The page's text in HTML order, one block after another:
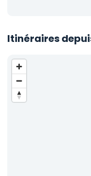
Itinéraires